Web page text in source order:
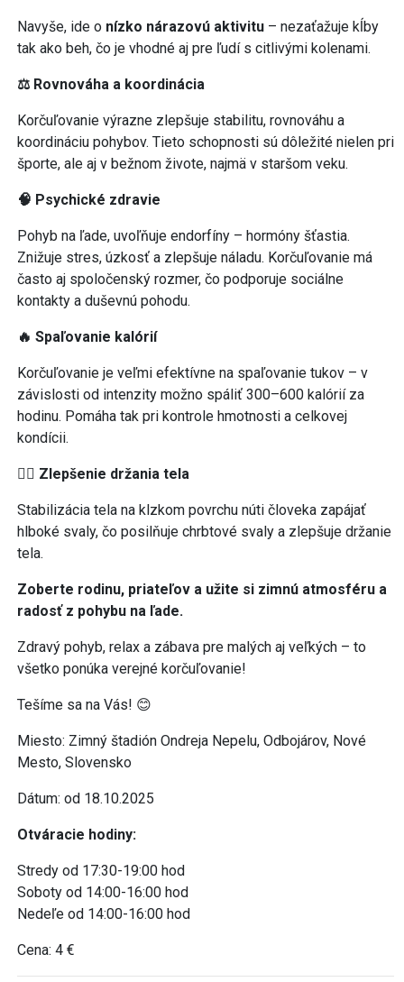
Navyše, ide o nízko nárazovú aktivitu – nezaťažuje kĺby
tak ako beh, čo je vhodné aj pre ľudí s citlivými kolenami.
⚖️ Rovnováha a koordinácia
Korčuľovanie výrazne zlepšuje stabilitu, rovnováhu a
koordináciu pohybov. Tieto schopnosti sú dôležité nielen pri
športe, ale aj v bežnom živote, najmä v staršom veku.
🧠 Psychické zdravie
Pohyb na ľade, uvoľňuje endorfíny – hormóny šťastia.
Znižuje stres, úzkosť a zlepšuje náladu. Korčuľovanie má
často aj spoločenský rozmer, čo podporuje sociálne
kontakty a duševnú pohodu.
🔥 Spaľovanie kalórií
Korčuľovanie je veľmi efektívne na spaľovanie tukov – v
závislosti od intenzity možno spáliť 300–600 kalórií za
hodinu. Pomáha tak pri kontrole hmotnosti a celkovej
kondícii.
🧘‍♀️ Zlepšenie držania tela
Stabilizácia tela na klzkom povrchu núti človeka zapájať
hlboké svaly, čo posilňuje chrbtové svaly a zlepšuje držanie
tela.
Zoberte rodinu, priateľov a užite si zimnú atmosféru a
radosť z pohybu na ľade.
Zdravý pohyb, relax a zábava pre malých aj veľkých – to
všetko ponúka verejné korčuľovanie!
Tešíme sa na Vás! 😊
Miesto: Zimný štadión Ondreja Nepelu, Odbojárov, Nové
Mesto, Slovensko
Dátum: od 18.10.2025
Otváracie hodiny:
Stredy od 17:30-19:00 hod
Soboty od 14:00-16:00 hod
Nedeľe od 14:00-16:00 hod
Cena: 4 €